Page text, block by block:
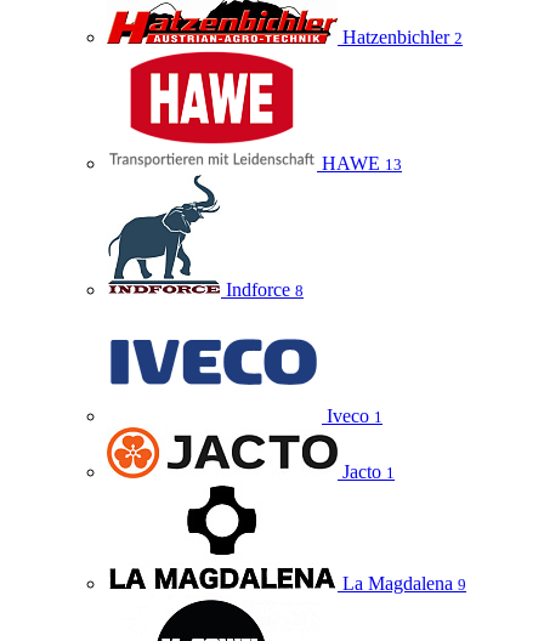
Hatzenbichler 2
HAWE 13
Indforce 8
Iveco 1
Jacto 1
La Magdalena 9